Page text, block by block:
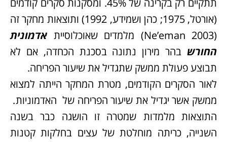
(אורטל, 1975; כהן ושמידע, 1992) ותוצאות מחקר זה
(Ne’eman 2003) מלמדים שאוכלוסיית
אדמונית
החורש בהר מירון נתונה בסכנת הכחדה, אם לא
תבוצע פעולת ממשק שתגדיל את שיעור הפריחה.
לאור הסקרים הקודמים, מטרת המחקר הייתה למצוא
ממשק אשר יגדיל את שיעור הפריחה של האדמוניות.
התוצאות מלמדות שמטרה זו הושגה כבר בשנה
השנייה, כריתה מוחלטת של עצים בחלקות קטנות